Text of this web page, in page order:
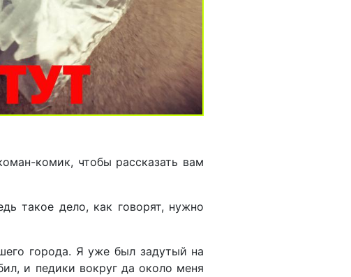
комик, чтобы рассказать вам
такое дело, как говорят, нужно
города. Я уже был задутый на
и педики вокруг да около меня